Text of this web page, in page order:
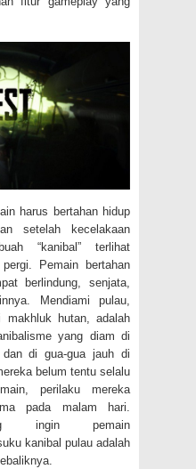
harus bertahan hidup
setelah kecelakaan
“kanibal” terlihat
Pemain bertahan
berlindung, senjata,
Mendiami pulau,
makhluk hutan, adalah
yang diam di
di gua-gua jauh di
belum tentu selalu
perilaku mereka
pada malam hari.
ingin pemain
kanibal pulau adalah